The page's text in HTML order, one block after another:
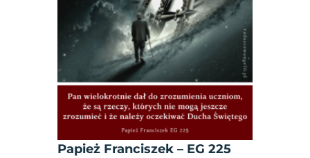
Papież Franciszek – EG 225